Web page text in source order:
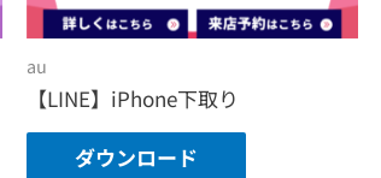
au
【LINE】iPhone下取り
ダウンロード